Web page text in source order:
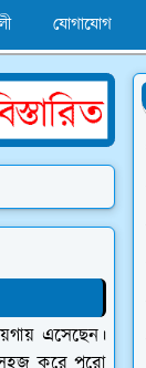
যোগাযোগ
এসেছেন।